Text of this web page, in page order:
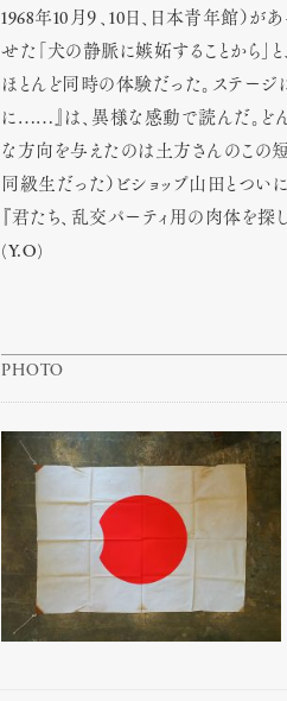
1968年10月９、10日、日本青年館）が
せた「犬の静脈に嫉妬することから」
ほとんど同時の体験だった。ステージ
に……』は、異様な感動で読んだ。ど
な方向を与えたのは土方さんのこの短
同級生だった）ビショップ山田とつい
『君たち、乱交パーティ用の肉体を探
(Y.O)
PHOTO